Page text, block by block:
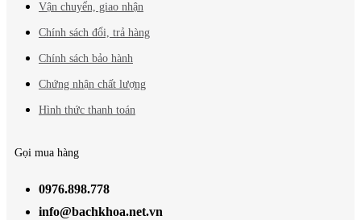
Vận chuyển, giao nhận
Chính sách đổi, trả hàng
Chính sách bảo hành
Chứng nhận chất lượng
Hình thức thanh toán
Gọi mua hàng
0976.898.778
info@bachkhoa.net.vn